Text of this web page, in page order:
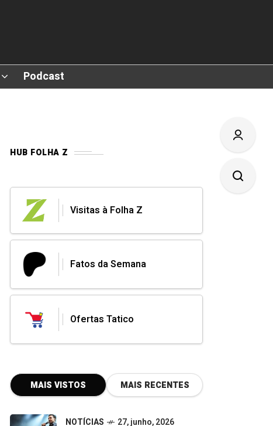
Podcast
HUB FOLHA Z
Visitas à Folha Z
Fatos da Semana
Ofertas Tatico
MAIS VISTOS MAIS RECENTES
NOTÍCIAS
27, junho, 2026